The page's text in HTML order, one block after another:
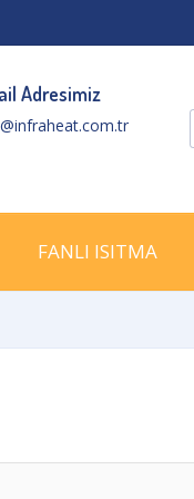
Adresimiz
FANLI ISITMA